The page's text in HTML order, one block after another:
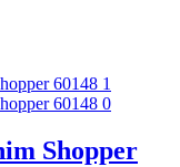
Shopper